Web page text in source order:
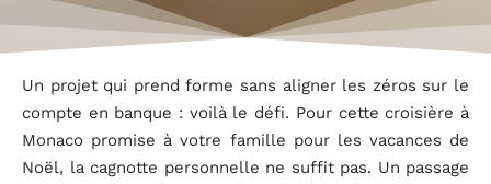
Un projet qui prend forme sans aligner les zéros sur le
compte en banque : voilà le défi. Pour cette croisière à
Monaco promise à votre famille pour les vacances de
Noël, la cagnotte personnelle ne suffit pas. Un passage